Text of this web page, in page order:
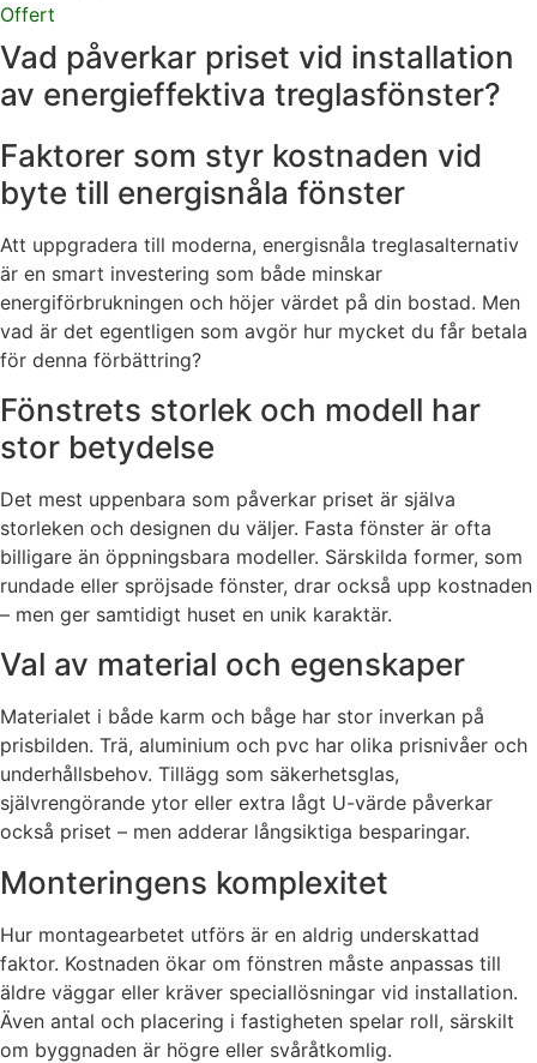
Offert
Vad påverkar priset vid installation
av energieffektiva treglasfönster?
Faktorer som styr kostnaden vid
byte till energisnåla fönster
Att uppgradera till moderna, energisnåla treglasalternativ
är en smart investering som både minskar
energiförbrukningen och höjer värdet på din bostad. Men
vad är det egentligen som avgör hur mycket du får betala
för denna förbättring?
Fönstrets storlek och modell har
stor betydelse
Det mest uppenbara som påverkar priset är själva
storleken och designen du väljer. Fasta fönster är ofta
billigare än öppningsbara modeller. Särskilda former, som
rundade eller spröjsade fönster, drar också upp kostnaden
– men ger samtidigt huset en unik karaktär.
Val av material och egenskaper
Materialet i både karm och båge har stor inverkan på
prisbilden. Trä, aluminium och pvc har olika prisnivåer och
underhållsbehov. Tillägg som säkerhetsglas,
självrengörande ytor eller extra lågt U-värde påverkar
också priset – men adderar långsiktiga besparingar.
Monteringens komplexitet
Hur montagearbetet utförs är en aldrig underskattad
faktor. Kostnaden ökar om fönstren måste anpassas till
äldre väggar eller kräver speciallösningar vid installation.
Även antal och placering i fastigheten spelar roll, särskilt
om byggnaden är högre eller svåråtkomlig.